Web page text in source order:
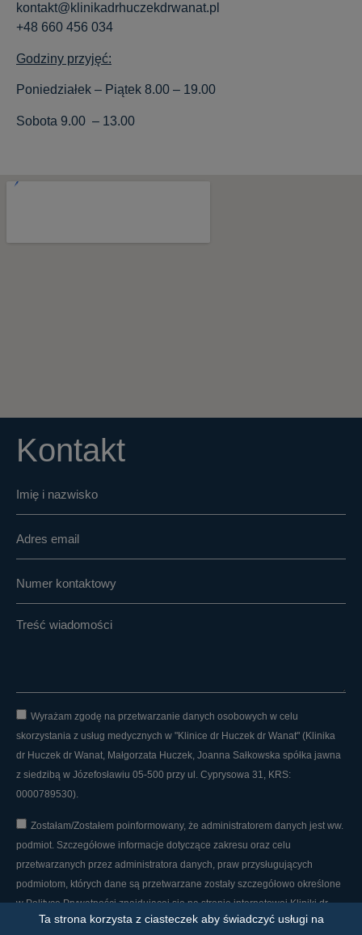
kontakt@klinikadrhuczekdrwanat.pl
+48 660 456 034
Godziny przyjęć:
Poniedziałek – Piątek 8.00 – 19.00
Sobota 9.00 – 13.00
Kontakt
Wyrażam zgodę na przetwarzanie danych osobowych w celu
skorzystania z usług medycznych w "Klinice dr Huczek dr Wanat" (Klinika
dr Huczek dr Wanat, Małgorzata Huczek, Joanna Sałkowska spółka jawna
z siedzibą w Józefosławiu 05-500 przy ul. Cyprysowa 31, KRS:
0000789530).
Zostałam/Zostałem poinformowany, że administratorem danych jest ww.
podmiot. Szczegółowe informacje dotyczące zakresu oraz celu
przetwarzanych przez administratora danych, praw przysługujących
podmiotom, których dane są przetwarzane zostały szczegółowo określone
w Polityce Prywatności znajdującej się na stronie internetowej Kliniki dr
Huczek dr Wanat.
Ta strona korzysta z ciasteczek aby świadczyć usługi na